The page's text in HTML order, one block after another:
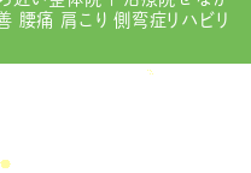
腰痛 肩こり 側弯症リハビリ